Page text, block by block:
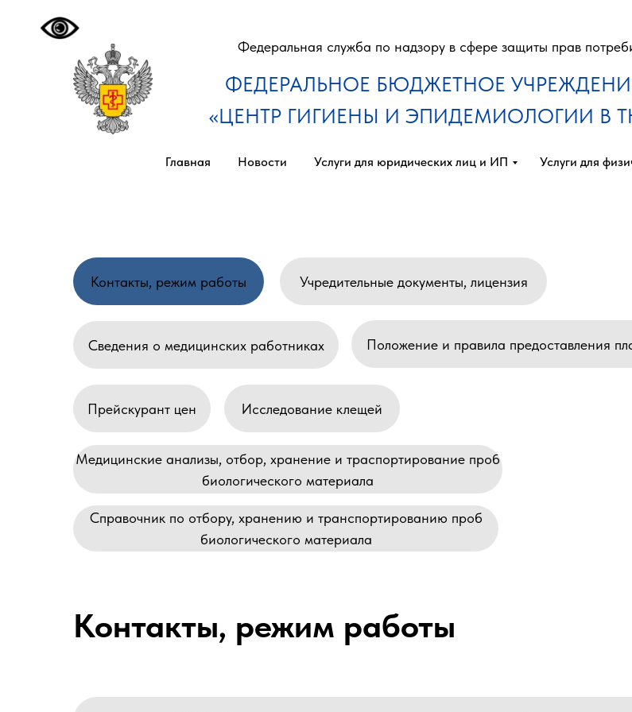
Федеральная служба по надзору в сфере защиты прав
ФЕДЕРАЛЬНОЕ БЮДЖЕТНОЕ
«ЦЕНТР ГИГИЕНЫ И ЭПИДЕМИОЛОГИИ В
Главная Новости Услуги для юридических лиц и ИП Услуги для
Контакты, режим работы
Медицинские анализы, отбор, хранение и траспортирование проб
биологического материала
Учредительные документы, лицензия
Сведения о медицинских работниках
Справочник по отбору, хранению и транспортированию проб
биологического материала
Исследование клещей
Положение и правила предоставления
Прейскурант цен
Контакты, режим работы